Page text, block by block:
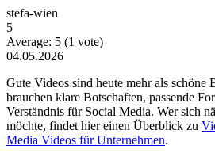
stefa-wien
5
Average: 5 (1 vote)
04.05.2026
Gute Videos sind heute mehr als schöne
brauchen klare Botschaften, passende
Verständnis für Social Media. Wer sich
möchte, findet hier einen Überblick zu
Media Videos für Unternehmen.